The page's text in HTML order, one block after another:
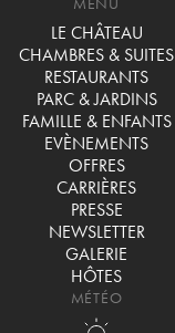
LE CHÂTEAU
CHAMBRES & SUITES
RESTAURANTS
PARC & JARDINS
FAMILLE & ENFANTS
EVÈNEMENTS
OFFRES
CARRIÈRES
PRESSE
NEWSLETTER
GALERIE
HÔTES
MÉTÉO